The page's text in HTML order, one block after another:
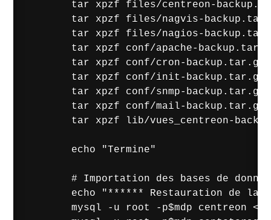
tar xpzf files/centreon-
tar xpzf files/nagvis-
tar xpzf files/nagios-
tar xpzf conf/apache-
tar xpzf conf/cron-backup.tar.gz
tar xpzf conf/init-
tar xpzf conf/snmp-
tar xpzf conf/mail-backup.tar.gz
tar xpzf lib/vues_centreon-
        echo "Termine"
# Importation des bases de
echo "****** Restauration de la
mysql -u root -p$mdp centreon <